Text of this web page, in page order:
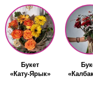
Букет
«Кату-Ярык»